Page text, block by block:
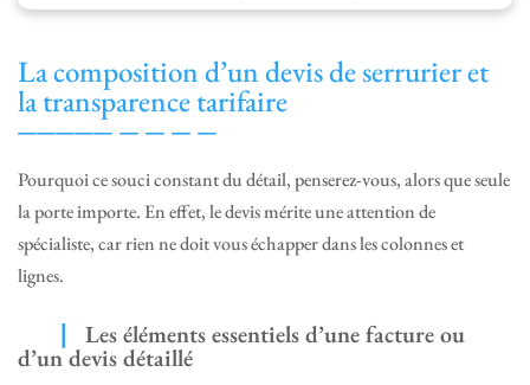
La composition d’un devis de serrurier et
la transparence tarifaire
Pourquoi ce souci constant du détail, penserez-vous, alors que seule
la porte importe. En effet, le devis mérite une attention de
spécialiste, car rien ne doit vous échapper dans les colonnes et
lignes.
Les éléments essentiels d’une facture ou
d’un devis détaillé